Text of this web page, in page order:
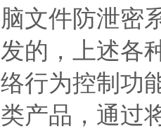
脑文件防泄密
发的，上述各
络行为控制功
类产品，通过